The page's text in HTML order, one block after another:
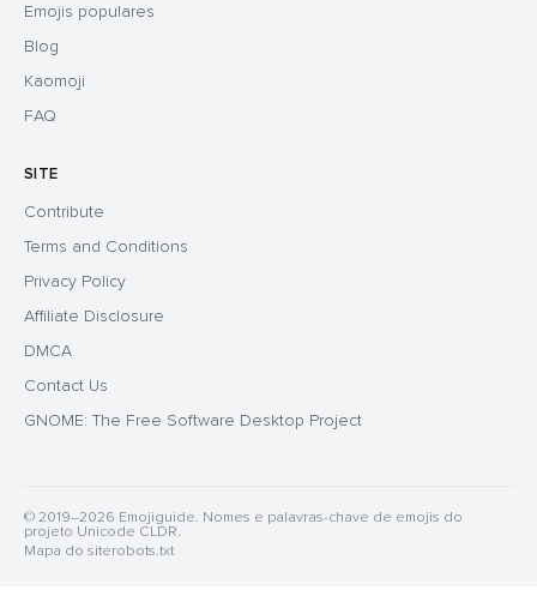
Emojis populares
Blog
Kaomoji
FAQ
SITE
Contribute
Terms and Conditions
Privacy Policy
Affiliate Disclosure
DMCA
Contact Us
GNOME: The Free Software Desktop Project
© 2019–2026 Emojiguide. Nomes e palavras-chave de emojis do
projeto Unicode CLDR.
Mapa do siterobots.txt